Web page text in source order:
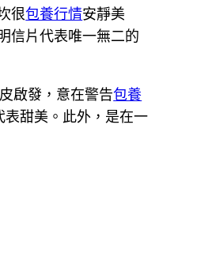
很包養行情安靜美
信片代表唯一無二的
啟發，意在警告包養
甜美。此外，是在一